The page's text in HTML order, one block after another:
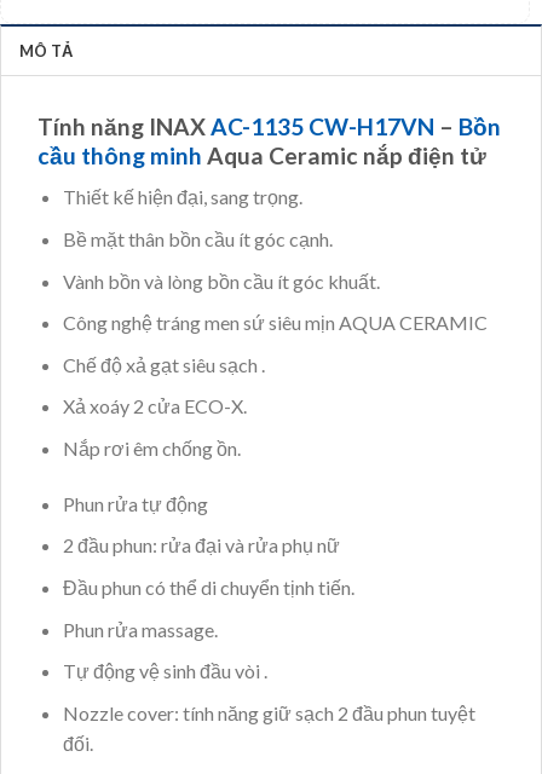
MÔ TẢ
Tính năng INAXAC-1135 CW-H17VN – Bồn
cầu thông minh Aqua Ceramic nắp điện tử
Thiết kế hiện đại, sang trọng.
Bề mặt thân bồn cầu ít góc cạnh.
Vành bồn và lòng bồn cầu ít góc khuất.
Công nghệ tráng men sứ siêu mịn AQUA CERAMIC
Chế độ xả gạt siêu sạch .
Xả xoáy 2 cửa ECO-X.
Nắp rơi êm chống ồn.
Phun rửa tự động
2 đầu phun: rửa đại và rửa phụ nữ
Đầu phun có thể di chuyển tịnh tiến.
Phun rửa massage.
Tự động vệ sinh đầu vòi .
Nozzle cover: tính năng giữ sạch 2 đầu phun tuyệt
đối.